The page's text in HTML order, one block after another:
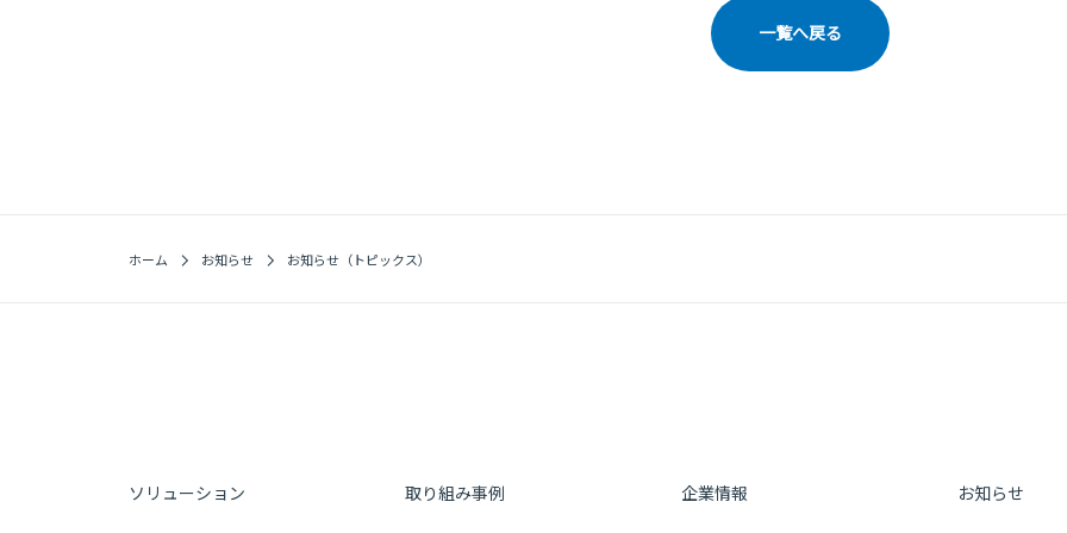
一覧へ戻る
ホーム お知らせ お知らせ（トピックス）
ソリューション 取り組み事例 企業情報 お知らせ